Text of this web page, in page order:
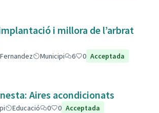
i millora de l’arbrat
Municipi 6 0 Acceptada
Aires acondicionats
Educació 0 0 Acceptada